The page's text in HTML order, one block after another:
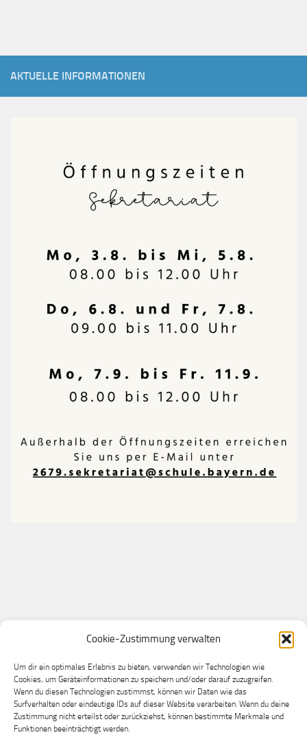
Cookie-Zustimmung verwalten
Um dir ein optimales Erlebnis zu bieten, verwenden wir Technologien wie
Cookies, um Geräteinformationen zu speichern und/oder darauf zuzugreifen.
Wenn du diesen Technologien zustimmst, können wir Daten wie das
Surfverhalten oder eindeutige IDs auf dieser Website verarbeiten. Wenn du deine
Zustimmung nicht erteilst oder zurückziehst, können bestimmte Merkmale und
Funktionen beeinträchtigt werden.
AKTUELLE INFORMATIONEN
Melde dich gerne bei unserer Praktikumslehrkraft
Frau Marion Bauer